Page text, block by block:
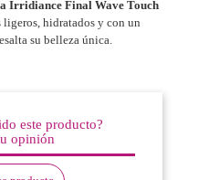
Irridiance Final Wave Touch
ligeros, hidratados y con un
su belleza única.
este producto?
opinión